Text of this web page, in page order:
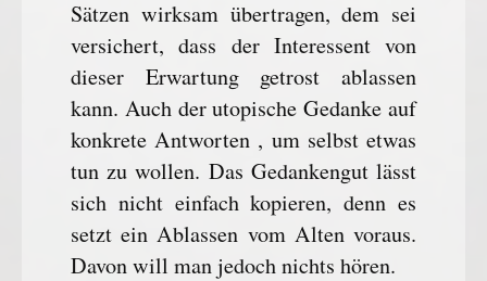
Sätzen wirksam übertragen, dem sei
versichert, dass der Interessent von
dieser Erwartung getrost ablassen
kann. Auch der utopische Gedanke auf
konkrete Antworten , um selbst etwas
tun zu wollen. Das Gedankengut lässt
sich nicht einfach kopieren, denn es
setzt ein Ablassen vom Alten voraus.
Davon will man jedoch nichts hören.